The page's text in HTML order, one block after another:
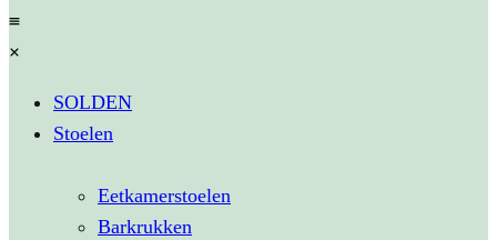
SOLDEN
Stoelen
Eetkamerstoelen
Barkrukken